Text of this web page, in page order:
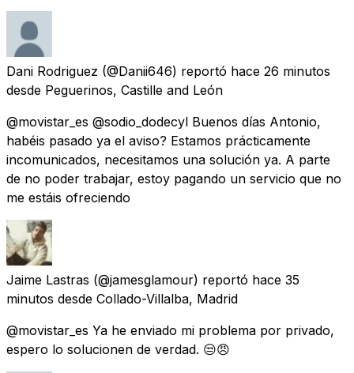
Dani Rodriguez (@Danii646) reportó hace 26 minutos
desde Peguerinos, Castille and León
@movistar_es @sodio_dodecyl Buenos días Antonio,
habéis pasado ya el aviso? Estamos prácticamente
incomunicados, necesitamos una solución ya. A parte
de no poder trabajar, estoy pagando un servicio que no
me estáis ofreciendo
Jaime Lastras (@jamesglamour) reportó hace 35
minutos desde Collado-Villalba, Madrid
@movistar_es Ya he enviado mi problema por privado,
espero lo solucionen de verdad. 😒😠